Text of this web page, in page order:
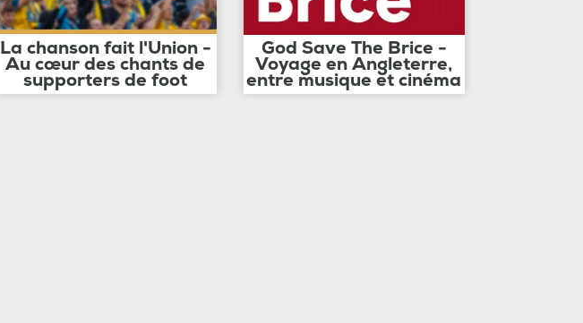
La chanson fait l'Union -
Au cœur des chants de
supporters de foot
God Save The Brice -
Voyage en Angleterre,
entre musique et cinéma